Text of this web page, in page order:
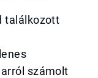
találkozott
számolt